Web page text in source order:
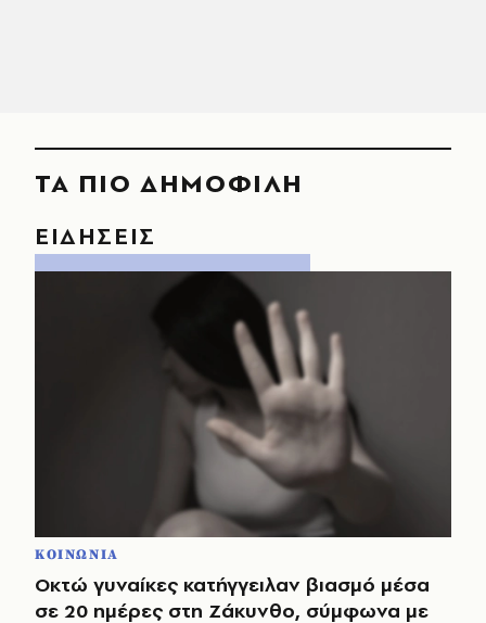
ΤΑ ΠΙΟ ΔΗΜΟΦΙΛΗ
ΕΙΔΗΣΕΙΣ
ΚΟΙΝΩΝΙΑ
Οκτώ γυναίκες κατήγγειλαν βιασμό μέσα
σε 20 ημέρες στη Ζάκυνθο, σύμφωνα με